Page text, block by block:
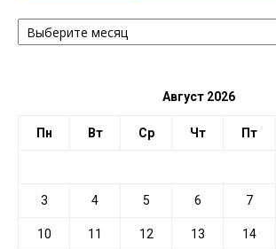
АРХИВ
ПО
Август 2026
Пн Вт Ср Чт Пт
3 4 5 6 7
10 11 12 13 14